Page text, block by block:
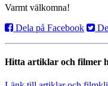
Varmt välkomna!
Dela på Facebook
Hitta artiklar och filmer